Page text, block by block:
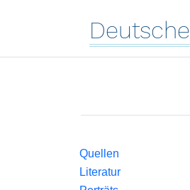
Deutsche
Quellen
Literatur